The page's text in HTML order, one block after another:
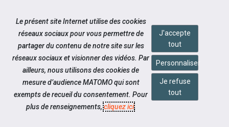
Aller au contenu
Notre actualité
UN NOUVEL OUTIL GRATUIT
Le présent site Internet utilise des cookies
réseaux sociaux pour vous permettre de
partager du contenu de notre site sur les
réseaux sociaux et visionner des vidéos. Par
ailleurs, nous utilisons des cookies de
mesure d’audience MATOMO qui sont
exempts de recueil du consentement. Pour
plus de renseignements,cliquez ici.
J'accepte
tout
Personnaliser
Je refuse
tout